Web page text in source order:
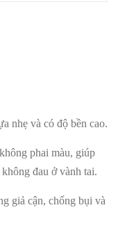
nhẹ và có độ bền cao.
phai màu, giúp
đau ở vành tai.
giả cận, chống bụi và